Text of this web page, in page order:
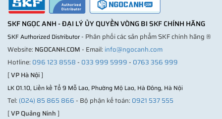
SKF NGỌC ANH - ĐẠI LÝ ỦY QUYỀN VÒNG BI SKF CHÍNH HÃNG
SKF Authorized Distributor- Phân phối các sản phẩm SKF chính hãng ®
Website: NGOCANH.COM- Email: info@ngocanh.com
Hotline: 096 123 8558- 033 999 5999- 0763 356 999
[VP Hà Nội]
LK 01.10, Liền kề Tổ 9 Mỗ Lao, Phường Mộ Lao, Hà Đông, Hà Nội
Tel: (024) 85 865 866- Bộ phận kế toán: 0921 537 555
[VP Quảng Ninh]